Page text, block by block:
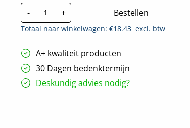
-
Stago
Draadgoot
Performa
EV
60x60mm
-
3
Meter
hoeveelheid
+ Bestellen
Totaal naar winkelwagen: €18.43excl. btw
A+ kwaliteit producten
30 Dagen bedenktermijn
Deskundig advies nodig?